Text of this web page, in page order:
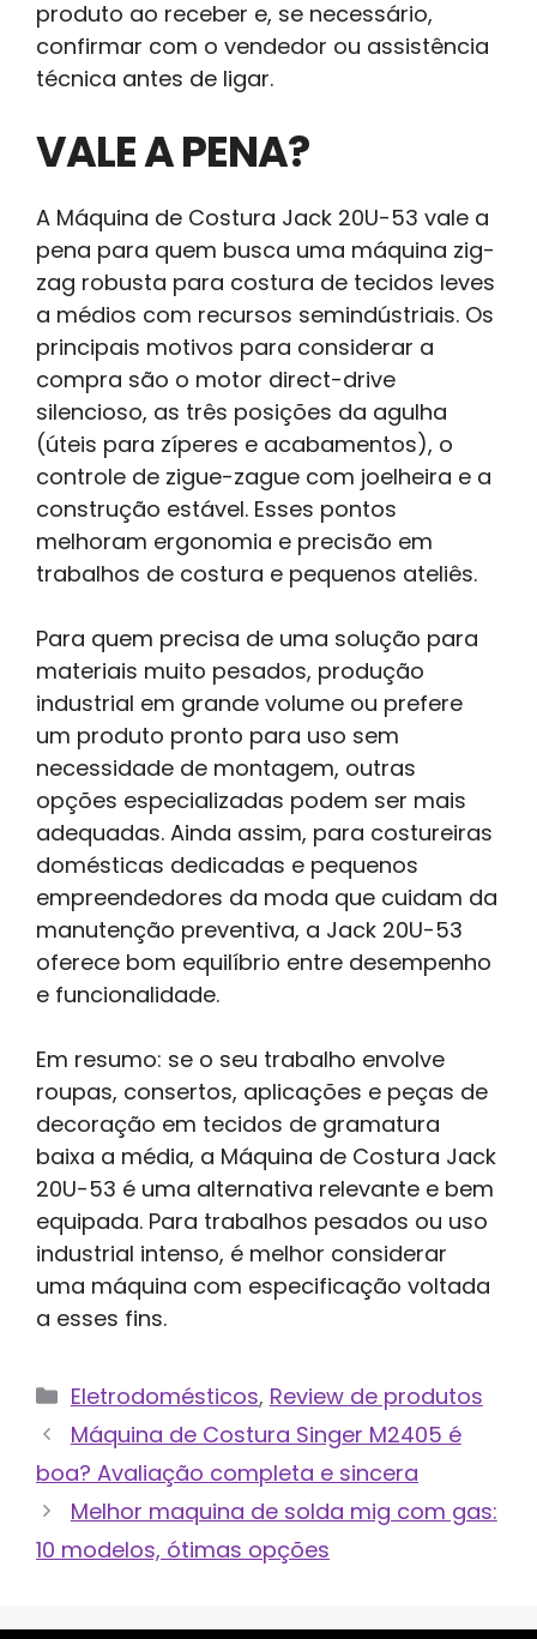
produto ao receber e, se necessário,
confirmar com o vendedor ou assistência
técnica antes de ligar.
VALE A PENA?
A Máquina de Costura Jack 20U-53 vale a
pena para quem busca uma máquina zig-
zag robusta para costura de tecidos leves
a médios com recursos semindústriais. Os
principais motivos para considerar a
compra são o motor direct-drive
silencioso, as três posições da agulha
(úteis para zíperes e acabamentos), o
controle de zigue-zague com joelheira e a
construção estável. Esses pontos
melhoram ergonomia e precisão em
trabalhos de costura e pequenos ateliês.
Para quem precisa de uma solução para
materiais muito pesados, produção
industrial em grande volume ou prefere
um produto pronto para uso sem
necessidade de montagem, outras
opções especializadas podem ser mais
adequadas. Ainda assim, para costureiras
domésticas dedicadas e pequenos
empreendedores da moda que cuidam da
manutenção preventiva, a Jack 20U-53
oferece bom equilíbrio entre desempenho
e funcionalidade.
Em resumo: se o seu trabalho envolve
roupas, consertos, aplicações e peças de
decoração em tecidos de gramatura
baixa a média, a Máquina de Costura Jack
20U-53 é uma alternativa relevante e bem
equipada. Para trabalhos pesados ou uso
industrial intenso, é melhor considerar
uma máquina com especificação voltada
a esses fins.
Categorias
Eletrodomésticos, Review de produtos
Máquina de Costura Singer M2405 é
boa? Avaliação completa e sincera
Melhor maquina de solda mig com gas:
10 modelos, ótimas opções